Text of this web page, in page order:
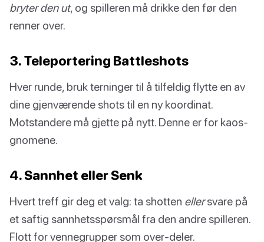
bryter den ut, og spilleren må drikke den før den
renner over.
3. Teleportering Battleshots
Hver runde, bruk terninger til å tilfeldig flytte en av
dine gjenværende shots til en ny koordinat.
Motstandere må gjette på nytt. Denne er for kaos-
gnomene.
4. Sannhet eller Senk
Hvert treff gir deg et valg: ta shotten ellersvare på
et saftig sannhetsspørsmål fra den andre spilleren.
Flott for vennegrupper som over-deler.